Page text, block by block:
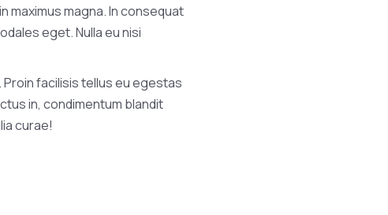
maximus magna. In consequat
eget. Nulla eu nisi
Proin facilisis tellus eu egestas
in, condimentum blandit
curae!